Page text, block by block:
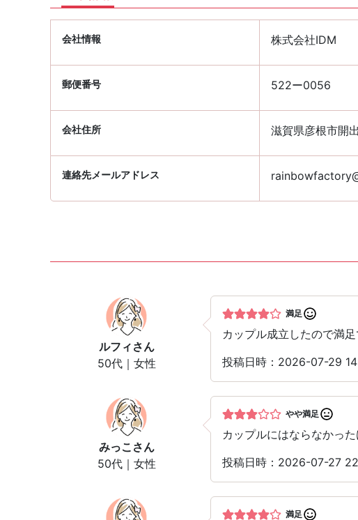
会社情報 株式会社IDM
郵便番号 522ー0056
会社住所 滋賀県彦根市開
連絡先メールアドレス
ルフィ さん
50代｜女性
満足
カップル成立したので満
投稿日時：2026-07-29
みっこ さん
50代｜女性
やや満足
カップルにはならなかっ
投稿日時：2026-07-27
満足